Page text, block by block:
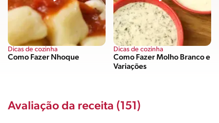
Dicas de cozinha
Como Fazer Nhoque
Dicas de cozinha
Como Fazer Molho Branco e
Variações
Avaliação da receita (151)